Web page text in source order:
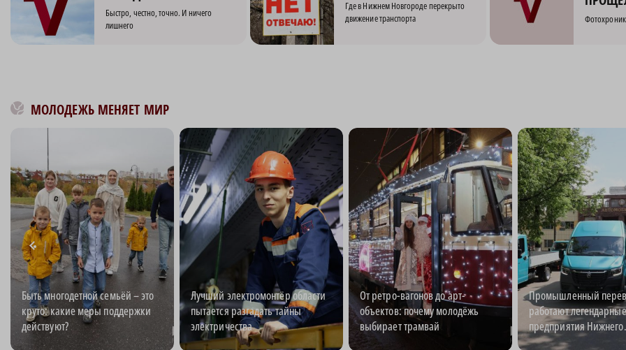
Быстро, честно, точно. И ничего
лишнего
Где в Нижнем Новгороде перекрыто
движение транспорта
МОЛОДЕЖЬ МЕНЯЕТ МИР
Быть многодетной семьёй – это
круто: какие меры поддержки
действуют?
Лучший электромонтёр области
пытается разгадать тайны
электричества
От ретро-вагонов до арт-
объектов: почему молодёжь
выбирает трамвай
Промышленный
работают легендарные
предприятия Нижнего
Новгорода